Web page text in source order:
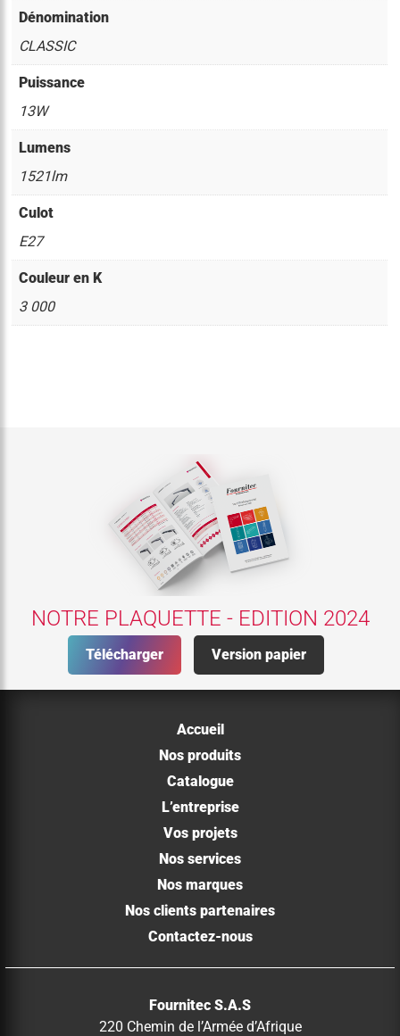
Dénomination
CLASSIC
Puissance
13W
Lumens
1521lm
Culot
E27
Couleur en K
3 000
NOTRE PLAQUETTE - EDITION 2024
Télécharger Version papier
Accueil
Nos produits
Catalogue
L’entreprise
Vos projets
Nos services
Nos marques
Nos clients partenaires
Contactez-nous
Fournitec S.A.S
220 Chemin de l’Armée d’Afrique